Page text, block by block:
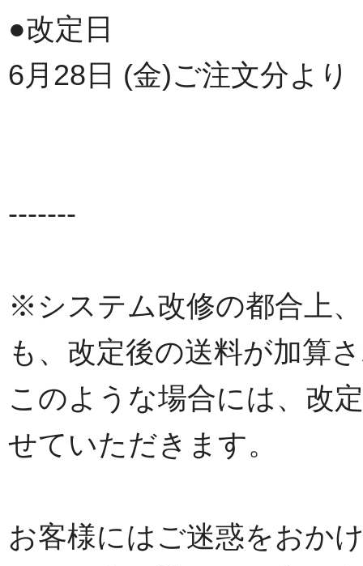
●改定日
6月28日 (金)ご注文分より
-------
※システム改修の都合上
も、改定後の送料が加算
このような場合には、改
せていただきます。
お客様にはご迷惑をおか